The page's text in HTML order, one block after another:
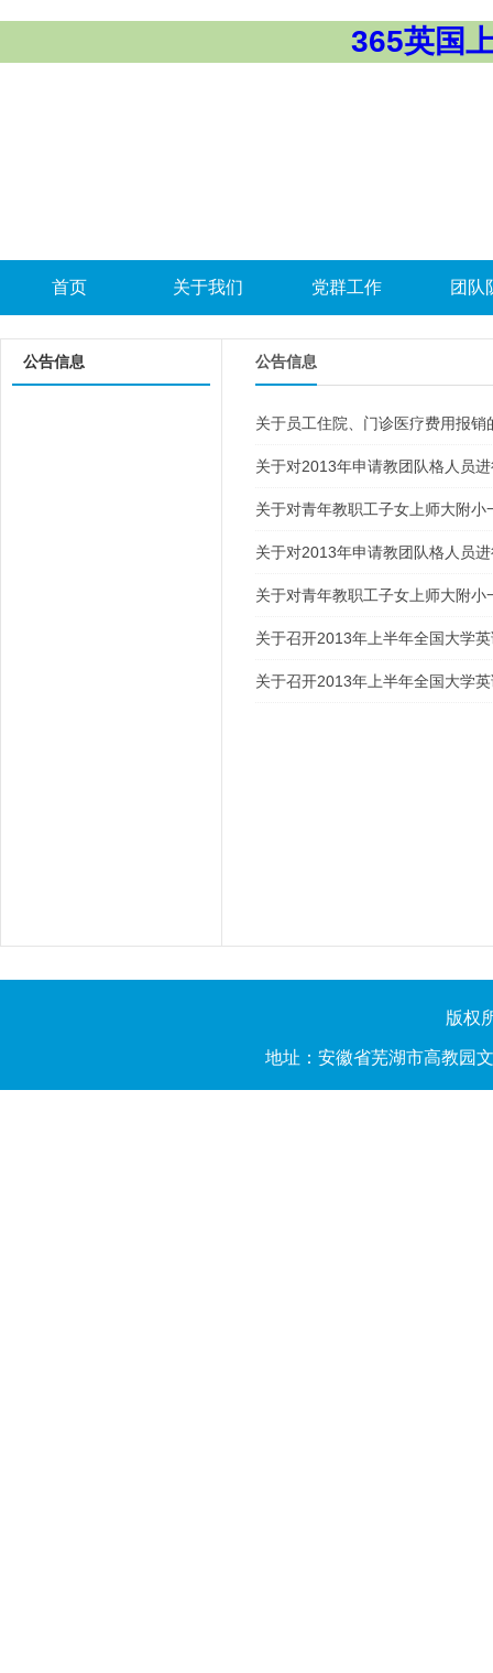
365英国
首页 关于我们 党群工作 团队
公告信息 公告信息
关于员工住院、门诊医疗费用报销
关于对2013年申请教团队格人员
关于对青年教职工子女上师大附
关于对2013年申请教团队格人员
关于对青年教职工子女上师大附
关于召开2013年上半年全国大学
关于召开2013年上半年全国大学
版权
地址：安徽省芜湖市高教园